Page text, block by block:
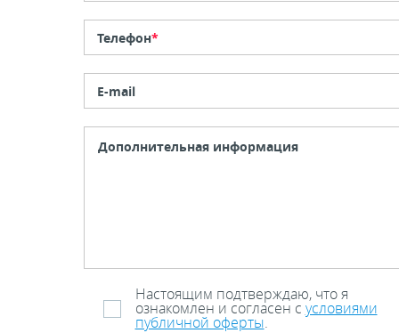
Телефон*
E-mail
Настоящим подтверждаю, что я
ознакомлен и согласен с условиями
публичной оферты.